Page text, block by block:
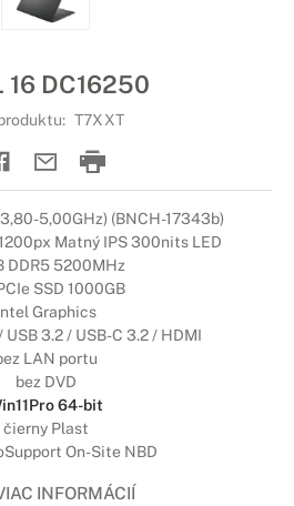
16 DC16250
T7XXT
5,00GHz) (BNCH-17343b)
Matný IPS 300nits LED
DDR5 5200MHz
SSD 1000GB
Graphics
USB 3.2 / USB-C 3.2 / HDMI
LAN portu
bez DVD
64-bit
čierny Plast
On-Site NBD
INFORMÁCIÍ